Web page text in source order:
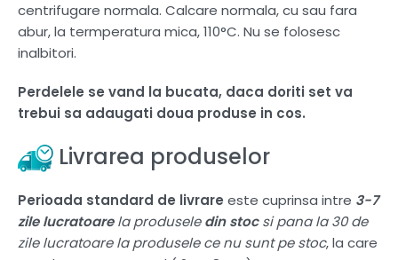
centrifugare normala. Calcare normala, cu sau fara
abur, la termperatura mica, 110°C. Nu se folosesc
inalbitori.
Perdelele se vand la bucata, daca doriti set va
trebui sa adaugati doua produse in cos.
Livrarea produselor
Perioada standard de livrare este cuprinsa intre 3-7
zile lucratoarela produseledin stocsi pana la 30 de
zile lucratoare la produsele ce nu sunt pe stoc, la care